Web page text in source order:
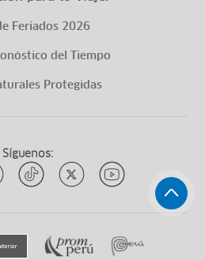
Feriados 2026
del Tiempo
Protegidas
Síguenos: